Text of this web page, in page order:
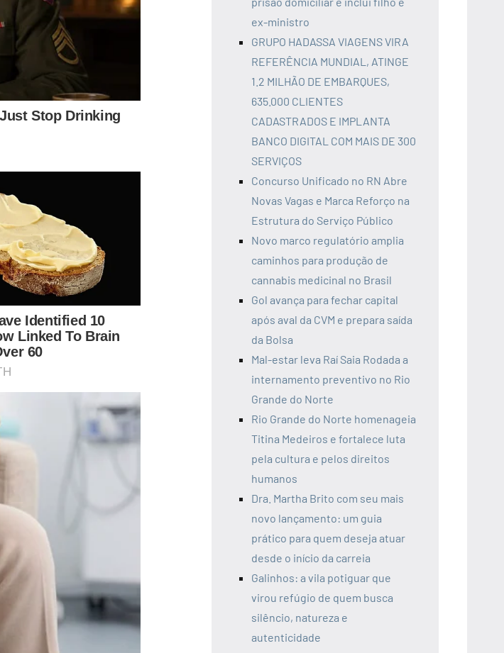
ex-ministro
GRUPO HADASSA VIAGENS VIRA
REFERÊNCIA MUNDIAL, ATINGE
1.2 MILHÃO DE EMBARQUES,
635.000 CLIENTES
CADASTRADOS E IMPLANTA
BANCO DIGITAL COM MAIS DE 300
SERVIÇOS
Concurso Unificado no RN Abre
Novas Vagas e Marca Reforço na
Estrutura do Serviço Público
Novo marco regulatório amplia
caminhos para produção de
cannabis medicinal no Brasil
Gol avança para fechar capital
após aval da CVM e prepara saída
da Bolsa
Mal-estar leva Raí Saia Rodada a
internamento preventivo no Rio
Grande do Norte
Rio Grande do Norte homenageia
Titina Medeiros e fortalece luta
pela cultura e pelos direitos
humanos
Dra. Martha Brito com seu mais
novo lançamento: um guia
prático para quem deseja atuar
desde o início da carreia
Galinhos: a vila potiguar que
virou refúgio de quem busca
silêncio, natureza e
autenticidade